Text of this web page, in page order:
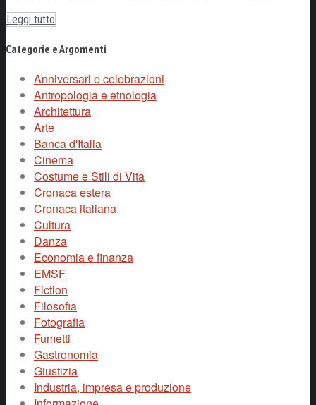
Leggi tutto
Categorie e Argomenti
Anniversari e celebrazioni
Antropologia e etnologia
Architettura
Arte
Banca d'Italia
Cinema
Costume e Stili di Vita
Cronaca estera
Cronaca italiana
Cultura
Danza
Economia e finanza
EMSF
Fiction
Filosofia
Fotografia
Fumetti
Gastronomia
Giustizia
Industria, impresa e produzione